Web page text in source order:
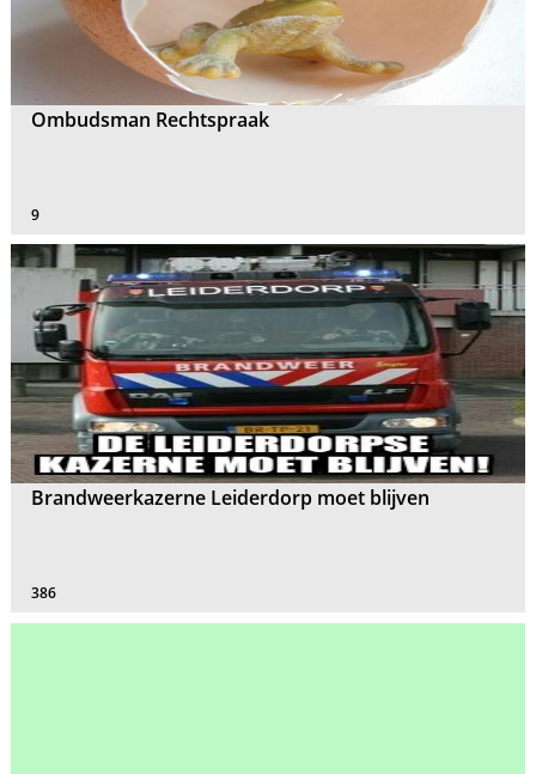
Ombudsman Rechtspraak
9
Brandweerkazerne Leiderdorp moet blijven
386